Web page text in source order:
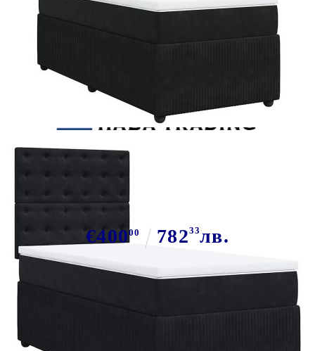
Боксспринг легло с матрак, черно,
100x200 см, кадифе
€40000 78233лв.
В наличност: 29 бр.
Време за доставка: 5 до 9 дни